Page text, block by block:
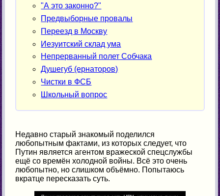
"А это законно?"
Предвыборные провалы
Переезд в Москву
Иезуитский склад ума
Непрерванный полет Собчака
Душегуб (ернаторов)
Чистки в ФСБ
Школьный вопрос
Недавно старый знакомый поделился
любопытным фактами, из которых следует, что
Путин является агентом вражеской спецслужбы
ещё со времён холодной войны. Всё это очень
любопытно, но слишком объёмно. Попытаюсь
вкратце пересказать суть.